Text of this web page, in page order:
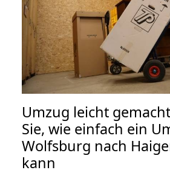
Umzug leicht
Sie, wie einfach ein
Wolfsburg nach
kann